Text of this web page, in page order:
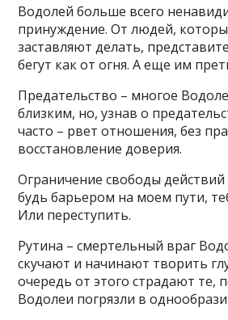
Водолей больше всего
принуждение. От людей,
заставляют делать,
бегут как от огня. А еще им
Предательство – многое
близким, но, узнав о
часто – рвет отношения, без
восстановление доверия.
Ограничение свободы
будь барьером на моем пути,
Или переступить.
Рутина – смертельный враг
скучают и начинают творить
очередь от этого страдают те,
Водолеи погрязли в